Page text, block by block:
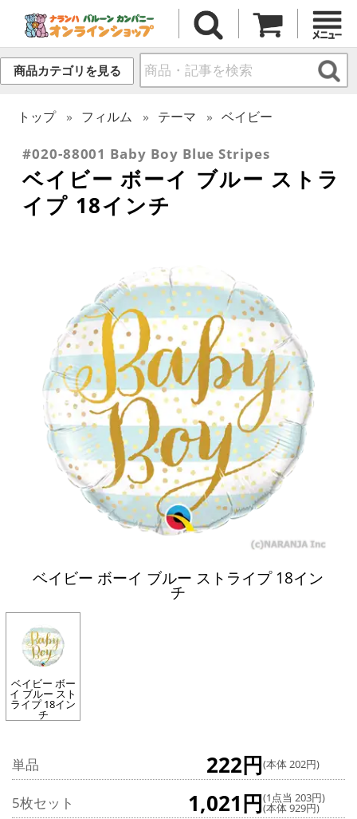
商品カテゴリを見る
トップ フィルム テーマ ベイビー
#020-88001 Baby Boy Blue Stripes
ベイビー ボーイ ブルー ストラ
イプ 18インチ
ベイビー ボーイ ブルー ストライプ 18イン
チ
ベイビー ボー
イ ブルー スト
ライプ 18イン
チ
単品 222円(本体 202円)
5枚セット 1,021円(1点当 203円)
(本体 929円)